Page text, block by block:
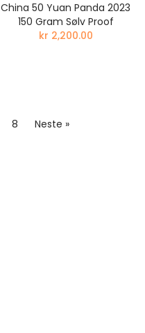
China 50 Yuan Panda 2023
150 Gram Sølv Proof
kr 2,200.00
8 Neste »